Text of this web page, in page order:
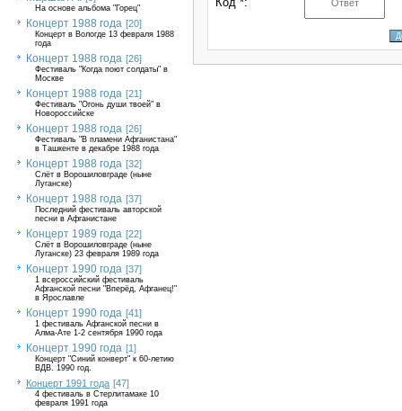
На основе альбома "Горец"
Концерт 1988 года [20]
Концерт в Вологде 13 февраля 1988
года
Концерт 1988 года [26]
Фестиваль "Когда поют солдаты" в
Москве
Концерт 1988 года [21]
Фестиваль "Огонь души твоей" в
Новороссийске
Концерт 1988 года [26]
Фестиваль "В пламени Афганистана"
в Ташкенте в декабре 1988 года
Концерт 1988 года [32]
Слёт в Ворошиловграде (ныне
Луганске)
Концерт 1988 года [37]
Последний фестиваль авторской
песни в Афганистане
Концерт 1989 года [22]
Слёт в Ворошиловграде (ныне
Луганске) 23 февраля 1989 года
Концерт 1990 года [37]
1 всероссийский фестиваль
Афганской песни "Вперёд, Афганец!"
в Ярославле
Концерт 1990 года [41]
1 фестиваль Афганской песни в
Алма-Ате 1-2 сентября 1990 года
Концерт 1990 года [1]
Концерт "Синий конверт" к 60-летию
ВДВ. 1990 год.
Концерт 1991 года [47]
4 фестиваль в Стерлитамаке 10
февраля 1991 года